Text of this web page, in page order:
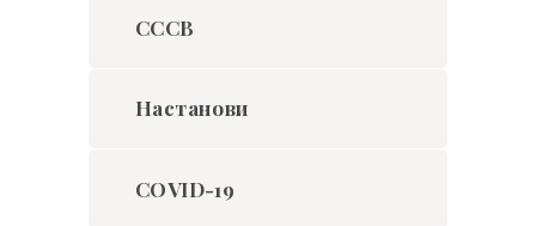
CCCB
Настанови
COVID-19